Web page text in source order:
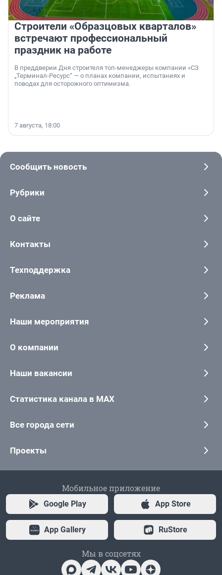
Строители «Образцовых кварталов»
встречают профессиональный
праздник на работе
В преддверии Дня строителя топ-менеджеры компании «СЗ
„Терминал-Ресурс“ — о планах компании, испытаниях и
поводах для осторожного оптимизма.
7 августа, 18:00
Сообщить новость
Рубрики
О сайте
Контакты
Техподдержка
Реклама
Наши мероприятия
О компании
Наши вакансии
Статистика канала в MAX
Все города сети
Проекты
Мобильное приложение
Google Play App Store
App Gallery RuStore
Мы в соцсетях